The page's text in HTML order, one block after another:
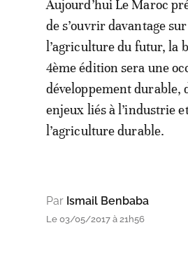
Aujourd’hui Le Maroc
de s’ouvrir davantage
l’agriculture du futur, la
4ème édition sera une
développement durable,
enjeux liés à l’industrie
l’agriculture durable.
Par Ismail Benbaba
Le 03/05/2017 à 21h56